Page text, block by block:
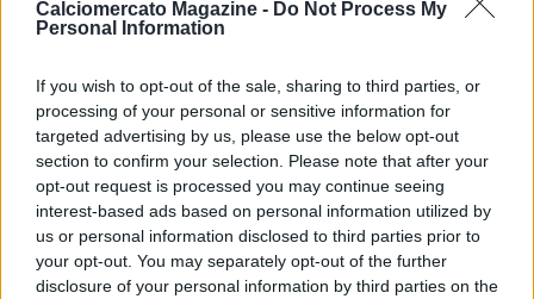
Calciomercato Magazine - Do Not Process My
Personal Information
If you wish to opt-out of the sale, sharing to third parties, or
processing of your personal or sensitive information for
targeted advertising by us, please use the below opt-out
section to confirm your selection. Please note that after your
opt-out request is processed you may continue seeing
interest-based ads based on personal information utilized by
us or personal information disclosed to third parties prior to
your opt-out. You may separately opt-out of the further
disclosure of your personal information by third parties on the
possibile trattativa con la Lazio. Il centrale spagnolo piace sia
al dirigente azzurro che a Massimiliano Allegri, che lo aveva
difensore circa 30 milioni di euro. Il difensore rispone ai
requisiti richiesti dagli azzurri: esperienza in Serie A,
personalità, leadership e margini di crescita, ma il club di
Claudio Lotito non sembrerebbe voler concedere sconti. Il
difensore spagnolo rappresenta uno dei principali obiettivi per
il nuovo Napoli di Massimiliano Allegri.